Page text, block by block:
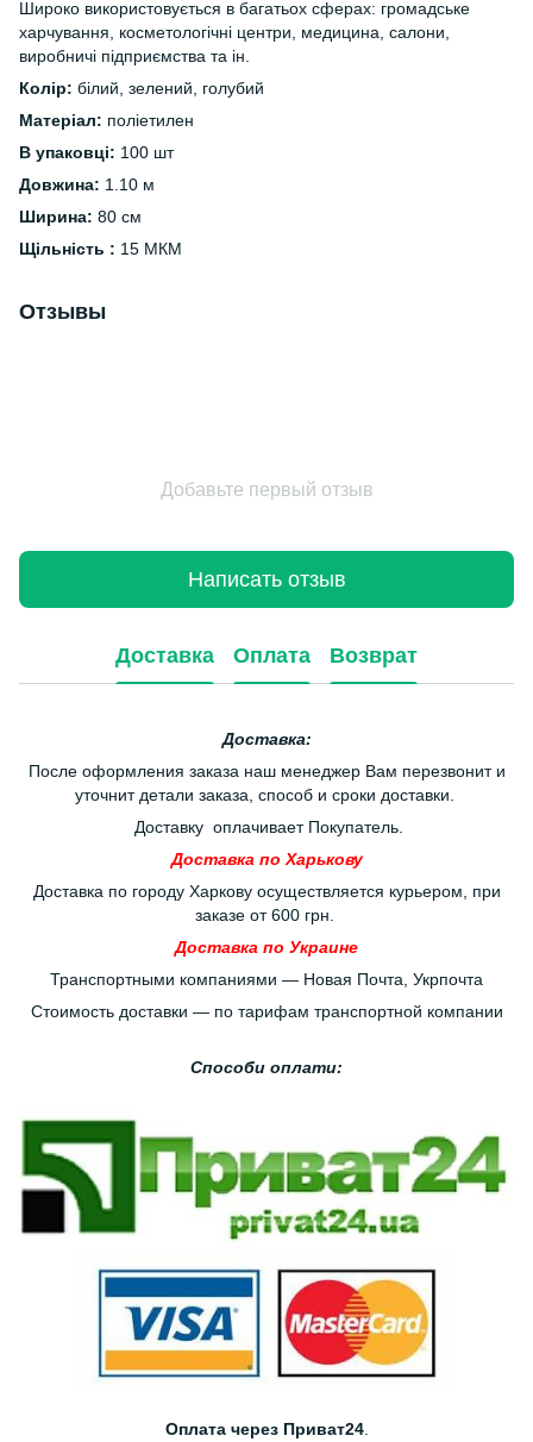
Широко використовується в багатьох сферах: громадське
харчування, косметологічні центри, медицина, салони,
виробничі підприємства та ін.
Колір: білий, зелений, голубий
Матеріал: поліетилен
В упаковці: 100 шт
Довжина: 1.10 м
Ширина: 80 см
Щільність : 15 МКМ
Отзывы
Добавьте первый отзыв
Написать отзыв
Доставка Оплата Возврат
Доставка:
После оформления заказа наш менеджер Вам перезвонит и
уточнит детали заказа, способ и сроки доставки.
Доставку оплачивает Покупатель.
Доставка по Харькову
Доставка по городу Харкову осуществляется курьером, при
заказе от 600 грн.
Доставка по Украине
Транспортными компаниями — Новая Почта, Укрпочта
Стоимость доставки — по тарифам транспортной компании
Способи оплати:
Оплата через Приват24.